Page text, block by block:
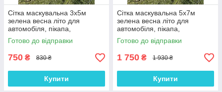
Сітка маскувальна 3х5м
зелена весна літо для
автомобіля, пікапа,
позашляховика та техніки
"Камуфляж №1"
Готово до відправки
750 ₴ 830 ₴
Купити
Сітка маскувальна 5х7м
зелена весна літо для
автомобіля, пікапа,
позашляховика та техніки
"Камуфляж №1"
Готово до відправки
1 750 ₴ 1 930 ₴
Купити